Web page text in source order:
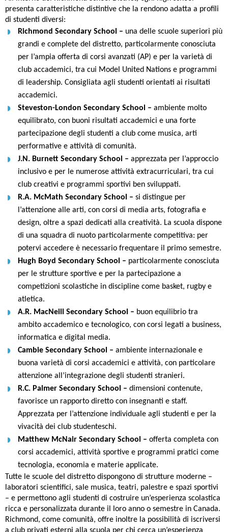
presenta caratteristiche distintive che la rendono adatta a profili
di studenti diversi:
Richmond Secondary School – una delle scuole superiori più
grandi e complete del distretto, particolarmente conosciuta
per l’ampia offerta di corsi avanzati (AP) e per la varietà di
club accademici, tra cui Model United Nations e programmi
di leadership. Consigliata agli studenti orientati ai risultati
accademici.
Steveston-London Secondary School – ambiente molto
equilibrato, con buoni risultati accademici e una forte
partecipazione degli studenti a club come musica, arti
performative e attività di comunità.
J.N. Burnett Secondary School – apprezzata per l’approccio
inclusivo e per le numerose attività extracurriculari, tra cui
club creativi e programmi sportivi ben sviluppati.
R.A. McMath Secondary School – si distingue per
l’attenzione alle arti, con corsi di media arts, fotografia e
design, oltre a spazi dedicati alla creatività. La scuola dispone
di una squadra di nuoto particolarmente competitiva: per
potervi accedere è necessario frequentare il primo semestre.
Hugh Boyd Secondary School – particolarmente conosciuta
per le strutture sportive e per la partecipazione a
competizioni scolastiche in discipline come basket, rugby e
atletica.
A.R. MacNeill Secondary School – buon equilibrio tra
ambito accademico e tecnologico, con corsi legati a business,
informatica e digital media.
Cambie Secondary School – ambiente internazionale e
buona varietà di corsi accademici e attività, con particolare
attenzione all’integrazione degli studenti stranieri.
R.C. Palmer Secondary School – dimensioni contenute,
favorisce un rapporto diretto con insegnanti e staff.
Apprezzata per l’attenzione individuale agli studenti e per la
vivacità dei club studenteschi.
Matthew McNair Secondary School – offerta completa con
corsi accademici, attività sportive e programmi pratici come
tecnologia, economia e materie applicate.
Tutte le scuole del distretto dispongono di strutture moderne –
laboratori scientifici, sale musica, teatri, palestre e spazi sportivi
– e permettono agli studenti di costruire un’esperienza scolastica
ricca e personalizzata durante il loro anno o semestre in Canada.
Richmond, come comunità, offre inoltre la possibilità di iscriversi